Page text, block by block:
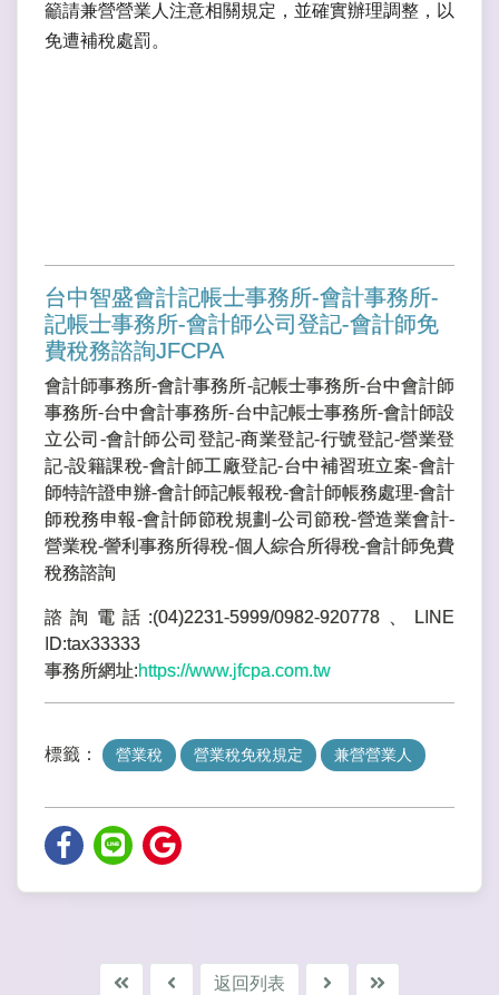
籲請兼營營業人注意相關規定，並確實辦理調整，以
免遭補稅處罰。
台中智盛會計記帳士事務所-會計事務所-
記帳士事務所-會計師公司登記-會計師免
費稅務諮詢JFCPA
會計師事務所-會計事務所-記帳士事務所-台中會計師
事務所-台中會計事務所-台中記帳士事務所-會計師設
立公司-會計師公司登記-商業登記-行號登記-營業登
記-設籍課稅-會計師工廠登記-台中補習班立案-會計
師特許證申辦-會計師記帳報稅-會計師帳務處理-會計
師稅務申報-會計師節稅規劃-公司節稅-營造業會計-
營業稅-謍利事務所得稅-個人綜合所得稅-會計師免費
稅務諮詢
諮詢電話:(04)2231-5999/0982-920778、LINE
ID:tax33333
事務所網址:https://www.jfcpa.com.tw
標籤： 營業稅 營業稅免稅規定 兼營營業人
返回列表